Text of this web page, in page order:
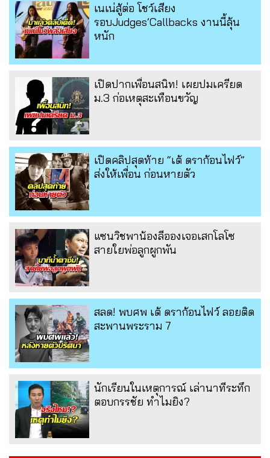
เนเน่สู้ต่อ โชว์เสียง
รอบJudges’Callbacks งานนี้ลุ้น
หนัก
เปิดปากเพื่อนสนิท! เผยปมเครียด
ม.3 ก่อเหตุสะเทือนขวัญ
เปิดคลิปสุดท้าย “เต้ ดราก้อนไฟว์”
ส่งให้เพื่อน ก่อนหายตัว
แซนวิชพาน้องลีอองเจอเสกโลโซ
สายใยพ่อลูกผูกพัน
สลด! พบศพ เต้ ดราก้อนไฟว์ ลอยติด
สะพานพระราม 7
นักเรียนในเหตุการณ์ เล่านาทีระทึก
ตอบกรรชัย ทำไมยิง?